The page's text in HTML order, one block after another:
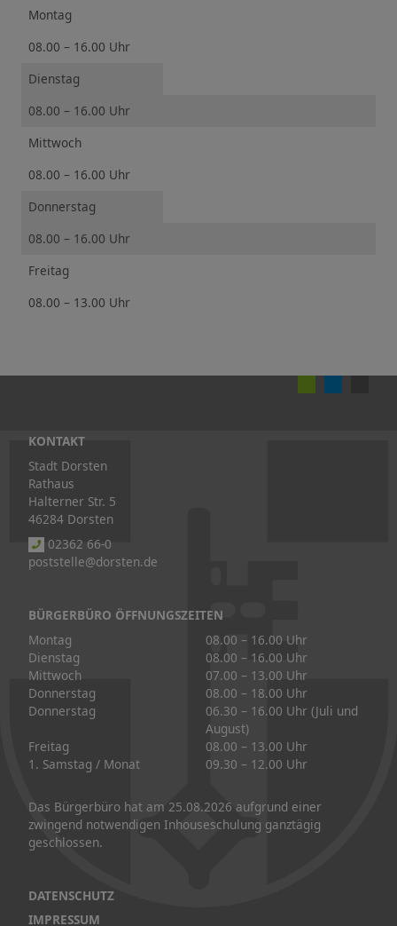
Montag
08.00 – 16.00 Uhr
Dienstag
08.00 – 16.00 Uhr
Mittwoch
08.00 – 16.00 Uhr
Donnerstag
08.00 – 16.00 Uhr
Freitag
08.00 – 13.00 Uhr
KONTAKT
Stadt Dorsten
Rathaus
Halterner Str. 5
46284 Dorsten
02362 66-0
poststelle@dorsten.de
BÜRGERBÜRO ÖFFNUNGSZEITEN
Montag
08.00 – 16.00 Uhr
Dienstag
08.00 – 16.00 Uhr
Mittwoch
07.00 – 13.00 Uhr
Donnerstag
08.00 – 18.00 Uhr
Donnerstag
06.30 – 16.00 Uhr (Juli und
August)
Freitag
08.00 – 13.00 Uhr
1. Samstag / Monat
09.30 – 12.00 Uhr
Das Bürgerbüro hat am 25.08.2026 aufgrund einer
zwingend notwendigen Inhouseschulung ganztägig
geschlossen.
DATENSCHUTZ
IMPRESSUM